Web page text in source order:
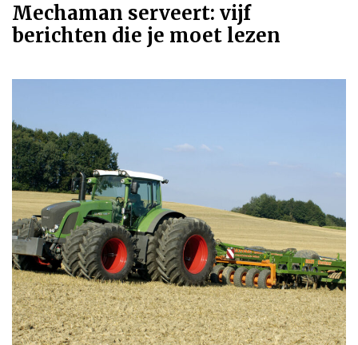
Mechaman serveert: vijf
berichten die je moet lezen